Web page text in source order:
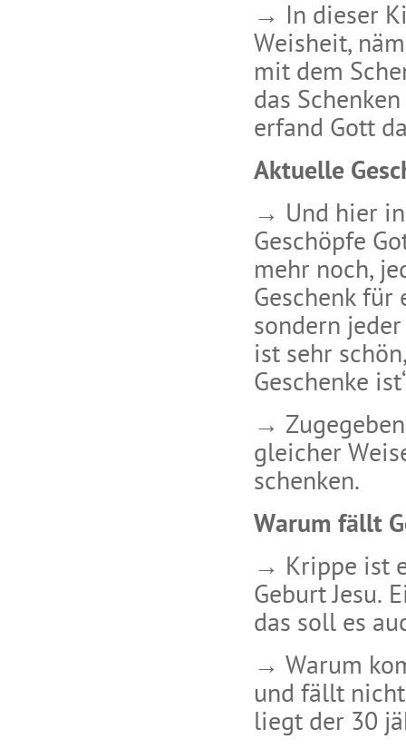
→ In dieser
Weisheit,
mit dem
das
erfand Gott
Aktuelle
→ Und hier
Geschöpfe
mehr noch,
Geschenk für
sondern
ist sehr
Geschenke
→
gleicher
schenken.
Warum fällt
→ Krippe ist
Geburt Jesu.
das soll es
→ Warum
und fällt
liegt der 30